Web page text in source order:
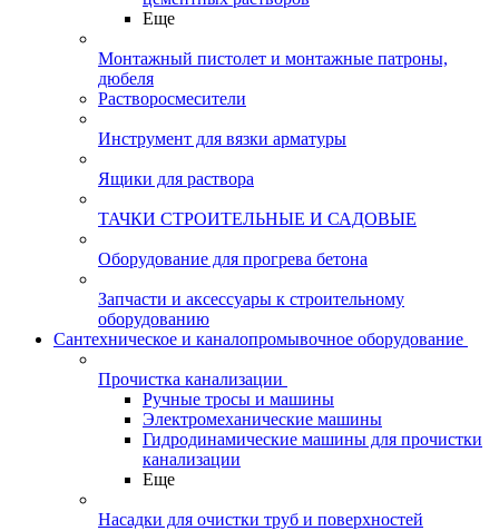
Еще
Монтажный пистолет и монтажные патроны,
дюбеля
Растворосмесители
Инструмент для вязки арматуры
Ящики для раствора
ТАЧКИ СТРОИТЕЛЬНЫЕ И САДОВЫЕ
Оборудование для прогрева бетона
Запчасти и аксессуары к строительному
оборудованию
Сантехническое и каналопромывочное оборудование
Прочистка канализации
Ручные тросы и машины
Электромеханические машины
Гидродинамические машины для прочистки
канализации
Еще
Насадки для очистки труб и поверхностей